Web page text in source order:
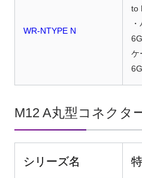
WR-NTYPE N
to
ケ
M12 A丸型コネクタ
シリーズ名